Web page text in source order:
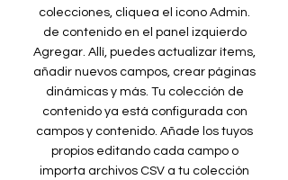
colecciones, cliquea el icono Admin.
de contenido en el panel izquierdo
Agregar. Allí, puedes actualizar ítems,
añadir nuevos campos, crear páginas
dinámicas y más. Tu colección de
contenido ya está configurada con
campos y contenido. Añade los tuyos
propios editando cada campo o
importa archivos CSV a tu colección